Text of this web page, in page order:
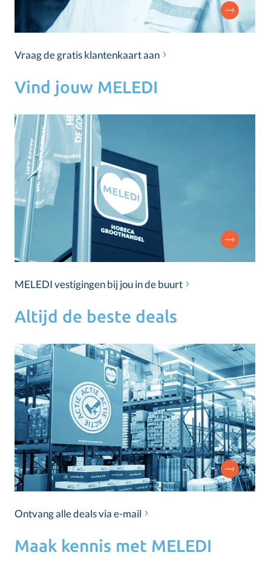
Vraag de gratis klantenkaart aan
Vind jouw MELEDI
MELEDI vestigingen bij jou in de buurt
Altijd de beste deals
Ontvang alle deals via e-mail
Maak kennis met MELEDI